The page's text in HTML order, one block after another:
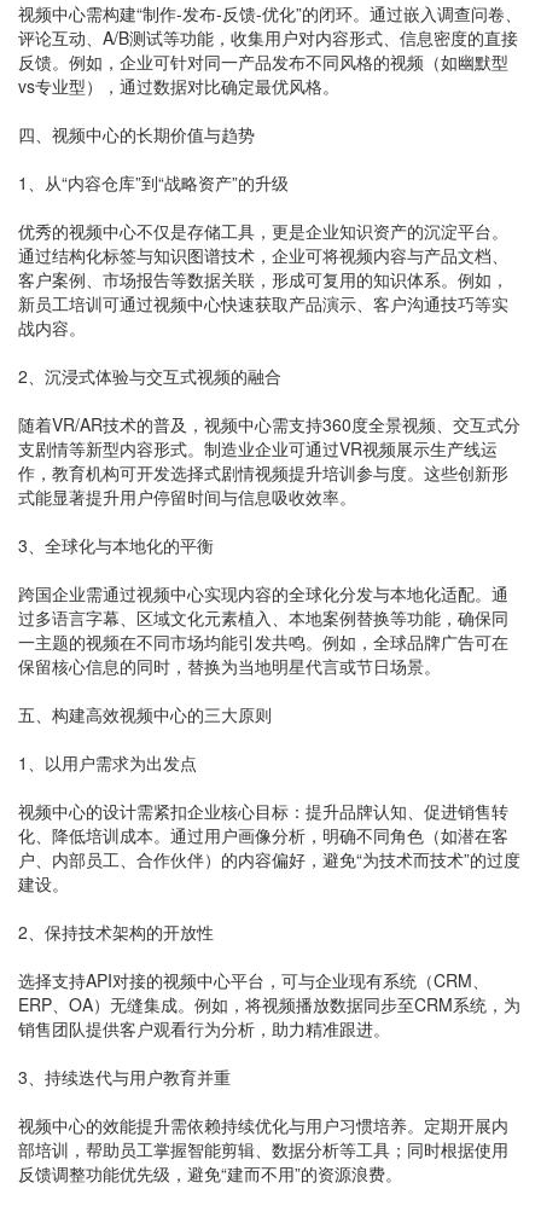
视频中心需构建“制作-发布-反馈-优化”的闭环。通过嵌入调查问卷、
评论互动、A/B测试等功能，收集用户对内容形式、信息密度的直接
反馈。例如，企业可针对同一产品发布不同风格的视频（如幽默型
vs专业型），通过数据对比确定最优风格。
四、视频中心的长期价值与趋势
1、从“内容仓库”到“战略资产”的升级
优秀的视频中心不仅是存储工具，更是企业知识资产的沉淀平台。
通过结构化标签与知识图谱技术，企业可将视频内容与产品文档、
客户案例、市场报告等数据关联，形成可复用的知识体系。例如，
新员工培训可通过视频中心快速获取产品演示、客户沟通技巧等实
战内容。
2、沉浸式体验与交互式视频的融合
随着VR/AR技术的普及，视频中心需支持360度全景视频、交互式分
支剧情等新型内容形式。制造业企业可通过VR视频展示生产线运
作，教育机构可开发选择式剧情视频提升培训参与度。这些创新形
式能显著提升用户停留时间与信息吸收效率。
3、全球化与本地化的平衡
跨国企业需通过视频中心实现内容的全球化分发与本地化适配。通
过多语言字幕、区域文化元素植入、本地案例替换等功能，确保同
一主题的视频在不同市场均能引发共鸣。例如，全球品牌广告可在
保留核心信息的同时，替换为当地明星代言或节日场景。
五、构建高效视频中心的三大原则
1、以用户需求为出发点
视频中心的设计需紧扣企业核心目标：提升品牌认知、促进销售转
化、降低培训成本。通过用户画像分析，明确不同角色（如潜在客
户、内部员工、合作伙伴）的内容偏好，避免“为技术而技术”的过度
建设。
2、保持技术架构的开放性
选择支持API对接的视频中心平台，可与企业现有系统（CRM、
ERP、OA）无缝集成。例如，将视频播放数据同步至CRM系统，为
销售团队提供客户观看行为分析，助力精准跟进。
3、持续迭代与用户教育并重
视频中心的效能提升需依赖持续优化与用户习惯培养。定期开展内
部培训，帮助员工掌握智能剪辑、数据分析等工具；同时根据使用
反馈调整功能优先级，避免“建而不用”的资源浪费。